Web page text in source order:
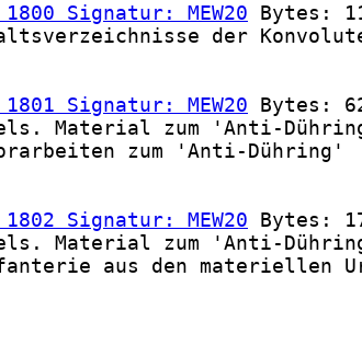
Signatur: MEW20 Bytes:
der
Signatur: MEW20 Bytes:
Material zum 'Anti-
zum 'Anti-Dühring'
Signatur: MEW20 Bytes:
Material zum 'Anti-
aus den materiellen